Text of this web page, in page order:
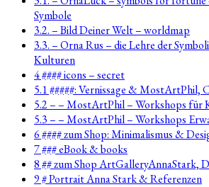
Symbole
3.2. – Bild Deiner Welt – worldmap
3.3. – Orna Rus – die Lehre der
Kulturen
4 #### icons – secret
5.1 #####: Vernissage & MostArtPhil,
5.2 – – MostArtPhil – Workshops für
5.3 – – MostArtPhil – Workshops
6 #### zum Shop: Minimalismus &
7 ### eBook & books
8 ## zum Shop ArtGalleryAnnaStark,
9 # Portrait Anna Stark & Referenzen